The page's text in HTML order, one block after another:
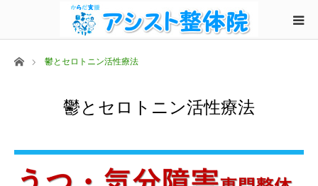
ホーム鬱とセロトニン活性療法
鬱とセロトニン活性療法